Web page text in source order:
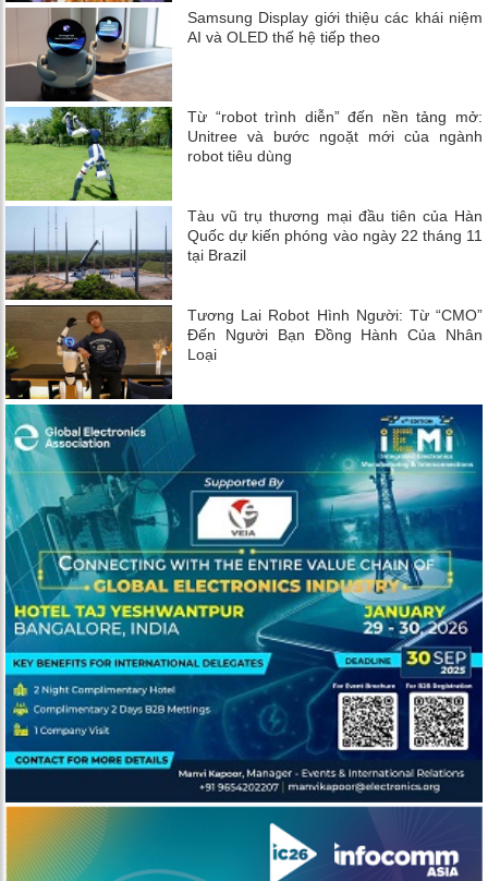
Samsung Display giới thiệu các khái niệm
AI và OLED thế hệ tiếp theo
Từ “robot trình diễn” đến nền tảng mở:
Unitree và bước ngoặt mới của ngành
robot tiêu dùng
Tàu vũ trụ thương mại đầu tiên của Hàn
Quốc dự kiến ​​phóng vào ngày 22 tháng 11
tại Brazil
Tương Lai Robot Hình Người: Từ “CMO”
Đến Người Bạn Đồng Hành Của Nhân
Loại